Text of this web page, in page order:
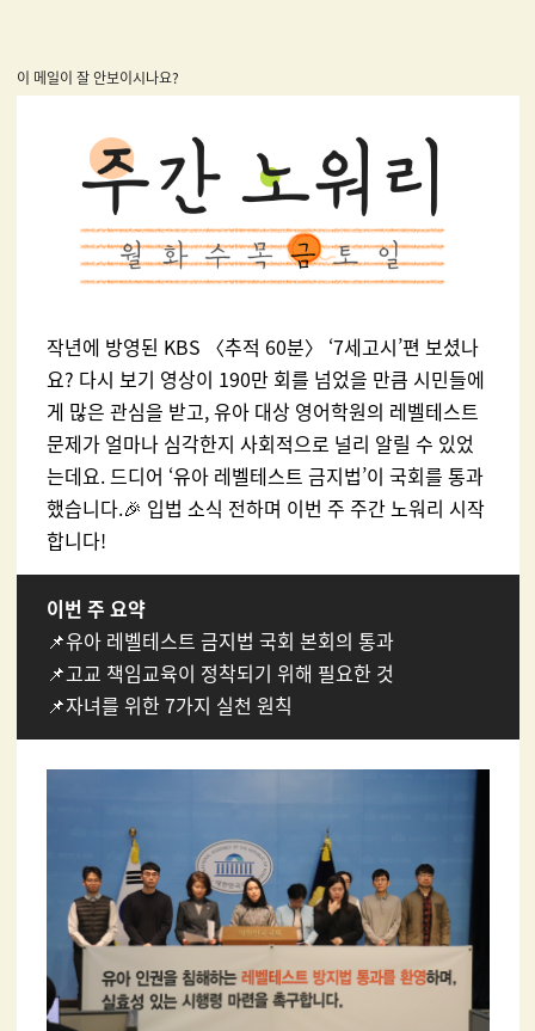
이 메일이 잘 안보이시나요?
작년에 방영된 KBS 〈추적 60분〉 ‘7세고시’편 보셨나
요? 다시 보기 영상이 190만 회를 넘었을 만큼 시민들에
게 많은 관심을 받고, 유아 대상 영어학원의 레벨테스트
문제가 얼마나 심각한지 사회적으로 널리 알릴 수 있었
는데요. 드디어 ‘유아 레벨테스트 금지법’이 국회를 통과
했습니다.🎉 입법 소식 전하며 이번 주 주간 노워리 시작
합니다!
이번 주 요약
📌유아 레벨테스트 금지법 국회 본회의 통과
📌고교 책임교육이 정착되기 위해 필요한 것
📌자녀를 위한 7가지 실천 원칙